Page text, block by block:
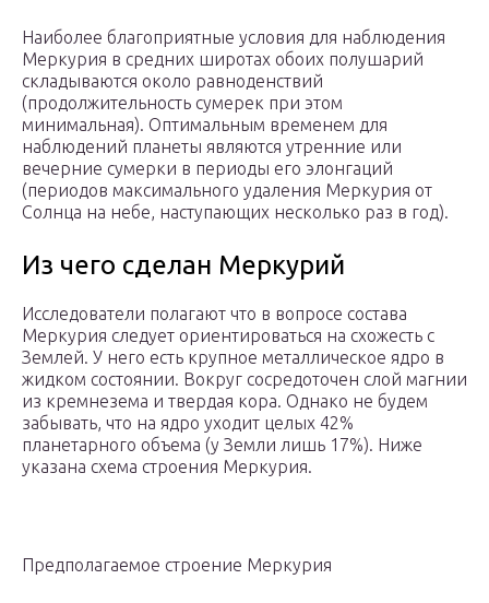
Наиболее благоприятные условия для наблюдения
Меркурия в средних широтах обоих полушарий
складываются около равноденствий
(продолжительность сумерек при этом
минимальная). Оптимальным временем для
наблюдений планеты являются утренние или
вечерние сумерки в периоды его элонгаций
(периодов максимального удаления Меркурия от
Солнца на небе, наступающих несколько раз в год).
Из чего сделан Меркурий
Исследователи полагают что в вопросе состава
Меркурия следует ориентироваться на схожесть с
Землей. У него есть крупное металлическое ядро в
жидком состоянии. Вокруг сосредоточен слой магнии
из кремнезема и твердая кора. Однако не будем
забывать, что на ядро уходит целых 42%
планетарного объема (у Земли лишь 17%). Ниже
указана схема строения Меркурия.
Предполагаемое строение Меркурия